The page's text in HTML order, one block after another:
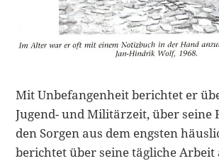
Mit Unbefangenheit berichtet er
Jugend- und Militärzeit, über seine
den Sorgen aus dem engsten
berich­tet über seine tägliche Arbeit